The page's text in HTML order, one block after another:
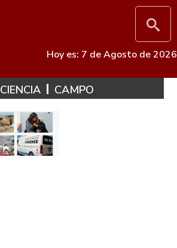
Hoy es: 7 de Agosto de 2026
CIENCIA CAMPO